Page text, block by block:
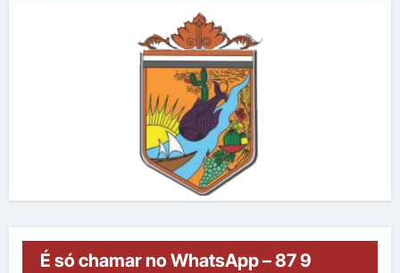
É só chamar no WhatsApp – 87 9